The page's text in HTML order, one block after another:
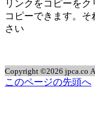
リンクをコピーを
コピーできます。
さい
Copyright ©2026 jpca.co
このページの先頭へ